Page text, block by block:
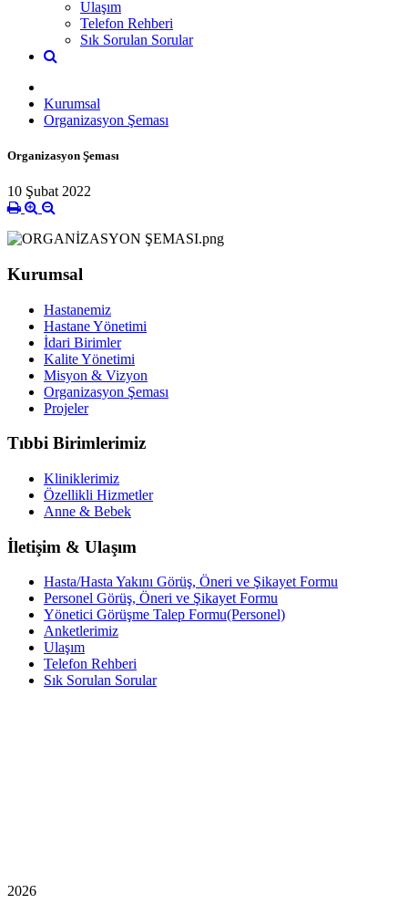
Ulaşım
Telefon Rehberi
Sık Sorulan Sorular
Kurumsal
Organizasyon Şeması
Organizasyon Şeması
10 Şubat 2022
Kurumsal
Hastanemiz
Hastane Yönetimi
İdari Birimler
Kalite Yönetimi
Misyon & Vizyon
Organizasyon Şeması
Projeler
Tıbbi Birimlerimiz
Kliniklerimiz
Özellikli Hizmetler
Anne & Bebek
İletişim & Ulaşım
Hasta/Hasta Yakını Görüş, Öneri ve Şikayet Formu
Personel Görüş, Öneri ve Şikayet Formu
Yönetici Görüşme Talep Formu(Personel)
Anketlerimiz
Ulaşım
Telefon Rehberi
Sık Sorulan Sorular
2026